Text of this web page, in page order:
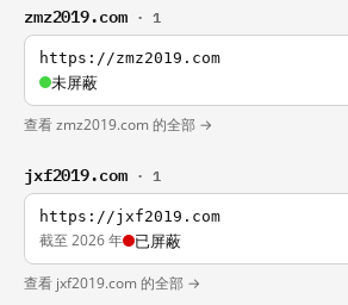
zmz2019.com · 1
https://zmz2019.com
未屏蔽
查看 zmz2019.com 的全部 →
jxf2019.com · 1
https://jxf2019.com
截至 2026 年 已屏蔽
查看 jxf2019.com 的全部 →